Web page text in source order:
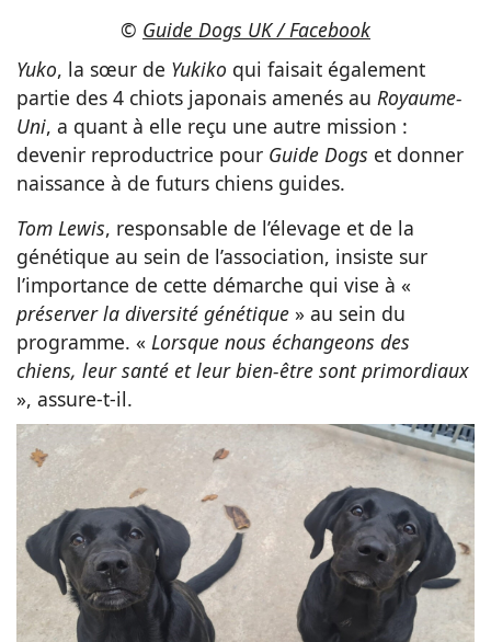
© Guide Dogs UK / Facebook
Yuko, la sœur de Yukiko qui faisait également
partie des 4 chiots japonais amenés au Royaume-
Uni, a quant à elle reçu une autre mission :
devenir reproductrice pour Guide Dogs et donner
naissance à de futurs chiens guides.
Tom Lewis, responsable de l’élevage et de la
génétique au sein de l’association, insiste sur
l’importance de cette démarche qui vise à «
préserver la diversité génétique » au sein du
programme. « Lorsque nous échangeons des
chiens, leur santé et leur bien-être sont primordiaux
», assure-t-il.